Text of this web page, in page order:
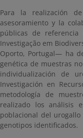
Para la realización
asesoramiento y la
públicas de
Investigação em
Oporto, Portugal— ha
genética de muestras
individualización de
Investigación en
metodología de
realizado los análisis
poblacional del
genotipos identificados.